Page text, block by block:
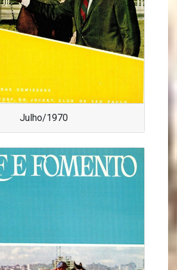
Julho/1970